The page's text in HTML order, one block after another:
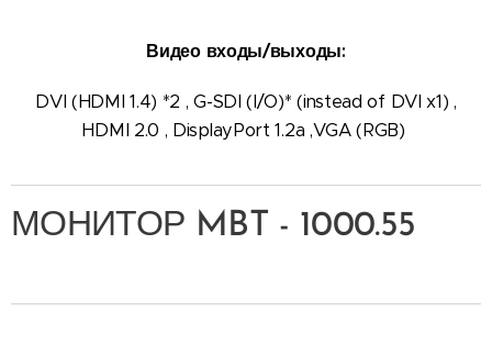
Видео входы/выходы:
DVI (HDMI 1.4) *2 , G-SDI (I/O)* (instead of DVI x1) ,
HDMI 2.0 , DisplayPort 1.2a ,VGA (RGB)
МОНИТОР MBT - 1000.55